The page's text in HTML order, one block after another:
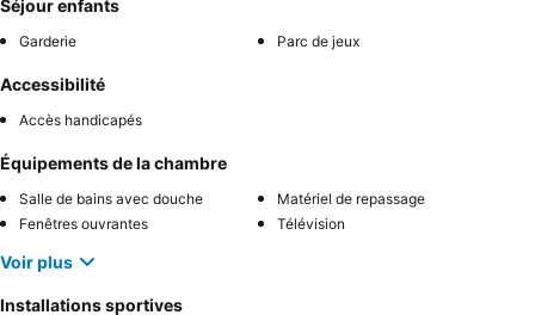
Séjour enfants
Garderie Parc de jeux
Accessibilité
Accès handicapés
Équipements de la chambre
Salle de bains avec douche
Matériel de repassage
Fenêtres ouvrantes
Télévision
Voir plus
Installations sportives